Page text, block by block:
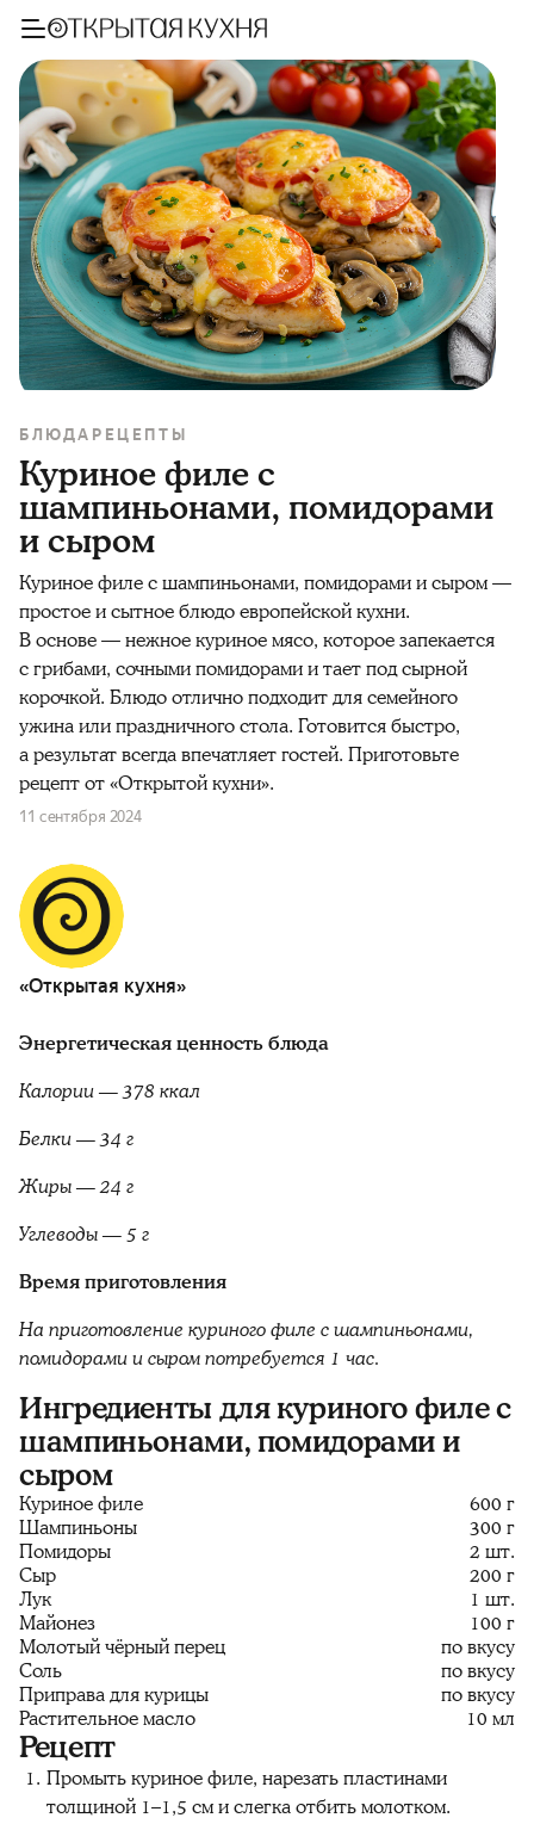
БЛЮДА РЕЦЕПТЫ
Куриное филе с
шампиньонами, помидорами
и сыром
Куриное филе с шампиньонами, помидорами и сыром —
простое и сытное блюдо европейской кухни.
В основе — нежное куриное мясо, которое запекается
с грибами, сочными помидорами и тает под сырной
корочкой. Блюдо отлично подходит для семейного
ужина или праздничного стола. Готовится быстро,
а результат всегда впечатляет гостей. Приготовьте
рецепт от «Открытой кухни».
11 сентября 2024
«Открытая кухня»
Энергетическая ценность блюда
Калории — 378 ккал
Белки — 34 г
Жиры — 24 г
Углеводы — 5 г
Время приготовления
На приготовление куриного филе с шампиньонами,
помидорами и сыром потребуется 1 час.
Ингредиенты для куриного филе с
шампиньонами, помидорами и
сыром
Куриное филе
600 г
Шампиньоны
300 г
Помидоры
2 шт.
Сыр
200 г
Лук
1 шт.
Майонез
100 г
Молотый чёрный перец
по вкусу
Соль
по вкусу
Приправа для курицы
по вкусу
Растительное масло
10 мл
Рецепт
Промыть куриное филе, нарезать пластинами
толщиной 1–1,5 см и слегка отбить молотком.